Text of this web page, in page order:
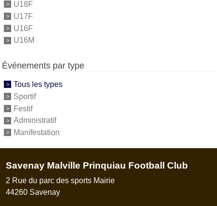
U18F
U17F
U16F
U16M
Événements par type
Tous les types
Sportif
Festif
Administratif
Manifestation
Savenay Malville Prinquiau Football Club
2 Rue du parc des sports Mairie
44260 Savenay